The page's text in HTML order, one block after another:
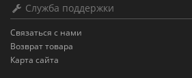
Служба поддержки
Связаться с нами
Возврат товара
Карта сайта